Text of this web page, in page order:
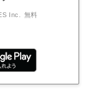
Inc. 無料